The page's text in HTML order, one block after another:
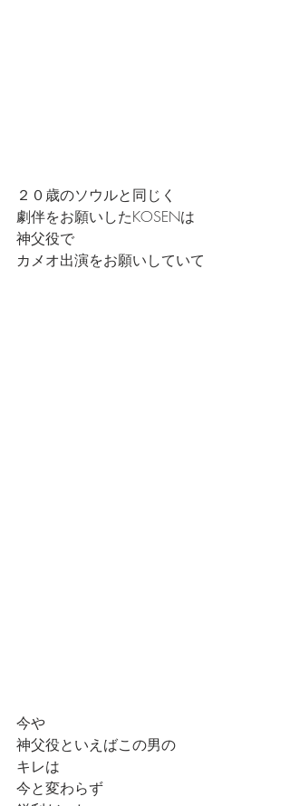
２０歳のソウルと同じく
劇伴をお願いしたKOSENは
神父役で
カメオ出演をお願いしていて
今や
神父役といえばこの男の
キレは
今と変わらず